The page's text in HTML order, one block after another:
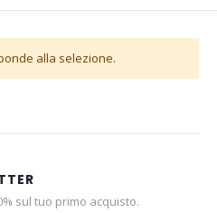
alla selezione.
sul tuo primo acquisto.